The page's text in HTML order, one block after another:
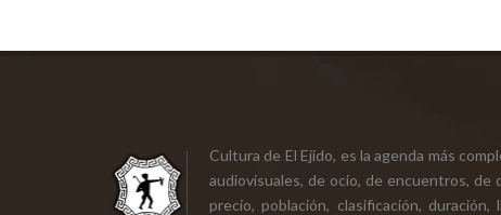
Cultura de El Ejido, es la agenda más
audiovisuales, de ocio, de encuentros, de
precio, población, clasificación,